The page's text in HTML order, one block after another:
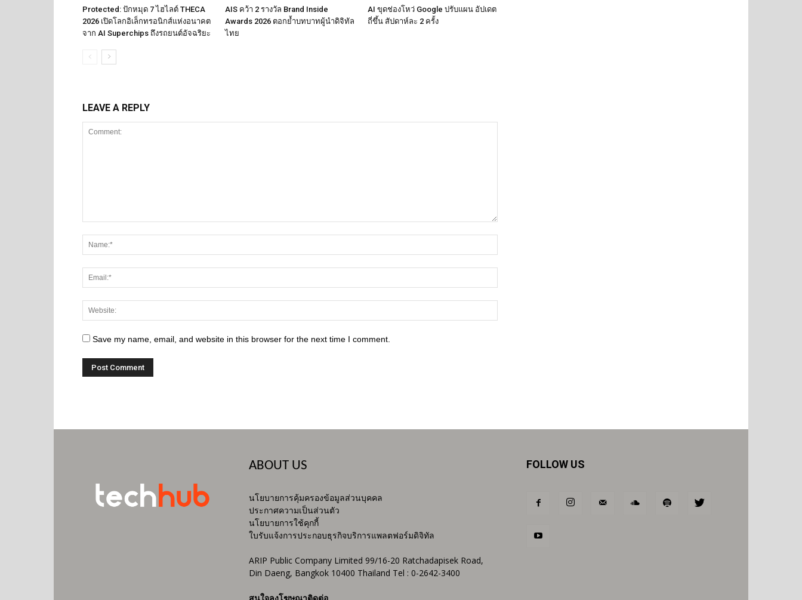
Protected: ปักหมุด 7 ไฮไลต์ THECA
2026 เปิดโลกอิเล็กทรอนิกส์แห่งอนาคต
จาก AI Superchips ถึงรถยนต์อัจฉริยะ
AIS คว้า 2 รางวัล Brand Inside
Awards 2026 ตอกย้ำบทบาทผู้นำดิจิทัล
ไทย
AI ขุดช่องโหว่ Google ปรับแผน อัปเดต
ถี่ขึ้น สัปดาห์ละ 2 ครั้ง
LEAVE A REPLY
Save my name, email, and website in this browser for the next time I comment.
ABOUT US
นโยบายการคุ้มครองข้อมูลส่วนบุคคล
ประกาศความเป็นส่วนตัว
นโยบายการใช้คุกกี้
ใบรับแจ้งการประกอบธุรกิจบริการแพลตฟอร์มดิจิทัล
ARIP Public Company Limited 99/16-20 Ratchadapisek Road,
Din Daeng, Bangkok 10400 Thailand Tel : 0-2642-3400
FOLLOW US